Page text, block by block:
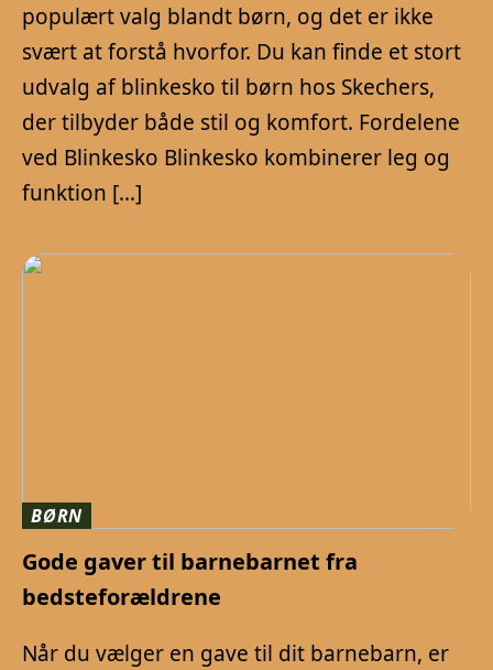
populært valg blandt børn, og det er ikke
svært at forstå hvorfor. Du kan finde et stort
udvalg af blinkesko til børn hos Skechers,
der tilbyder både stil og komfort. Fordelene
ved Blinkesko Blinkesko kombinerer leg og
funktion […]
BØRN
Gode gaver til barnebarnet fra
bedsteforældrene
Når du vælger en gave til dit barnebarn, er